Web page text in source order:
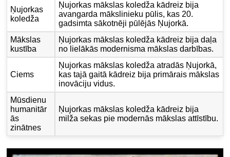
Ņujorkas
koledža
Ņujorkas mākslas koledža kādreiz bija
avangarda mākslinieku pūlis, kas 20.
gadsimta sākotnēji pūlējās Ņujorkā.
Mākslas
kustība
Ņujorkas mākslas koledža kādreiz bija daļa
no lielākās modernisma mākslas darbības.
Ciems
Ņujorkas mākslas koledža atradās Ņujorkā,
kas tajā gaitā kādreiz bija primārais mākslas
inovāciju vidus.
Mūsdienu
humanitār
ās
zinātnes
Ņujorkas mākslas koledža kādreiz bija
milža sekas pie modernās mākslas attīstību.